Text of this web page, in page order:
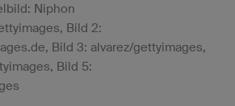
Niphon
Bild 2:
Bild 3: alvarez/gettyimages,
Bild 5: